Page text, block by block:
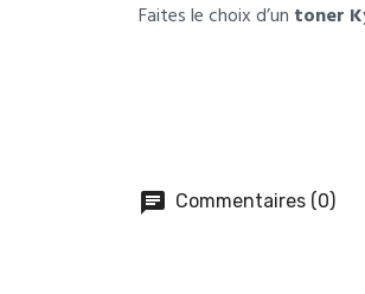
Faites le choix d’un toner
chat Commentaires (0)